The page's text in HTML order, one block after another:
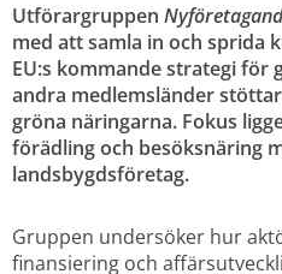
Utförargruppen
med att samla in och sprida
EU:s kommande strategi för
andra medlemsländer
gröna näringarna. Fokus
förädling och besöksnäring
landsbygdsföretag.
Gruppen undersöker hur
finansiering och